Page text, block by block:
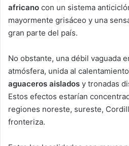
africano con un sistema
mayormente grisáceo y una
gran parte del país.
No obstante, una débil vaguada
atmósfera, unida al
aguaceros aislados y tronadas
Estos efectos estarían
regiones noreste, sureste,
fronteriza.